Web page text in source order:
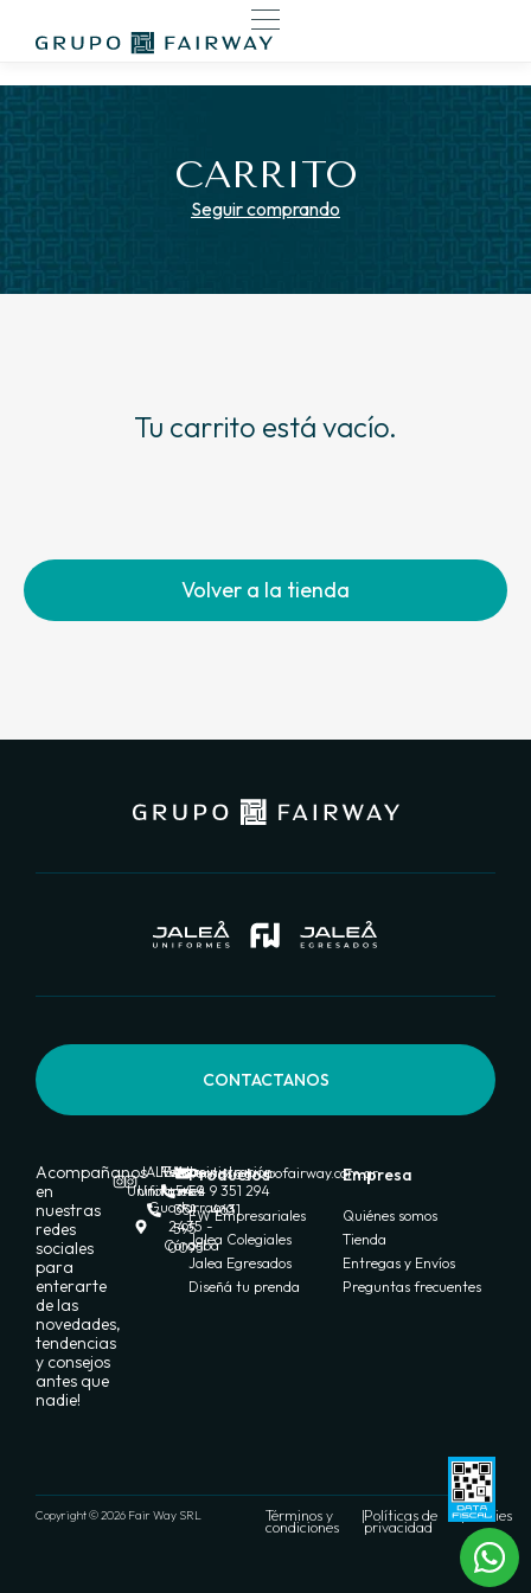
CARRITO
Seguir comprando
Tu carrito está vacío.
Volver a la tienda
CONTACTANOS
Acompañanos
en
nuestras
redes
sociales
para
enterarte
de las
novedades,
tendencias
y consejos
antes que
nadie!
JALEA
Uniformes
FW
Uniformes
Guadarrama
2435 -
Córdoba
Ventas:
+54 9
351
595
0095
Administración:
+54 9 351 294
4631
ventas@grupofairway.com.ar
Productos
FW Empresariales
Jalea Colegiales
Jalea Egresados
Diseñá tu prenda
Empresa
Quiénes somos
Tienda
Entregas y Envíos
Preguntas frecuentes
Copyright © 2026 Fair Way SRL Términos y
condiciones
|Políticas de
privacidad
|Cookies